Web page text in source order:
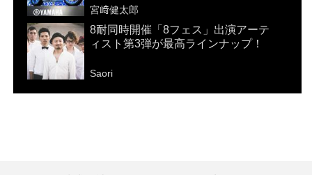
宮﨑健太郎
8耐同時開催「8フェス」出演アーテ
ィスト第3弾が最高ラインナップ！
Saori